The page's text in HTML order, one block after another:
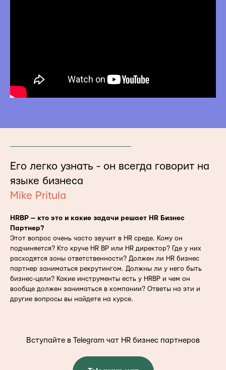
Его легко узнать - он всегда говорит на
языке бизнеса
Mike Pritula
HRBP — кто это и какие задачи решает HR Бизнес
Партнер?
Этот вопрос очень часто звучит в HR среде. Кому он
подчиняется? Кто круче HR BP или HR директор? Где у них
расходятся зоны ответственности? Должен ли HR бизнес
партнер заниматься рекрутингом. Должны ли у него быть
бизнес-цели? Какие инструменты есть у HRBP и чем он
вообще должен заниматься в компании? Ответы на эти и
другие вопросы вы найдете на курсе.
Вступайте в Telegram чат HR бизнес партнеров